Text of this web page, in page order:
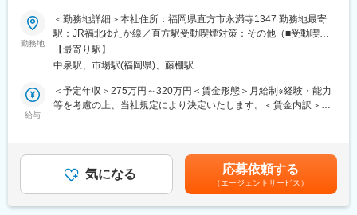
一次受けし、電話のみで対応できない場合のみ営業担当が現場へ
対応に向かうケースがあります。
変更の範囲：会社の定める業務
・検査項目の拡販や各種医療情報の提案、医療システムの提案
・新規開業の医療機関への営業、新規案件の開拓
■魅力：
・ノルマ無、完全週休二日、残業20時間以内、リフレッシュ休暇
・競合他社に負けない強みで顧客に選ばれるサービス
事業の中核である臨床検査事業では西日本を中心に、業界トップ
クラスとなる約14,000軒の医療機関と取引
※タブレット端末の活用、臨床検査の依頼・報告のICT化などによ
り、正確かつ迅速な検査受託体制を整備しています。
■職務内容：
当法人が運営する介護老人保健施設サンシルバー直方での事務職
員の募集です。一般事務全般をお任せします。庶務と経理・労務
業務に関する業務の補佐業務からお任せし、将来的には、経理ま
たは労務業務に携わってもらいたいと考えています。
※医師やリハビリの方などに書いてもらう書類を取り纏める作業
・備品対応(おむつ、ボディタオル、他の受け取りや仕分けなど)
・車の運転(利用者さまを車30分くらいの病院へ送迎有※週一程度)
勤務地
＜勤務地詳細＞本社住所：福岡県直方市永満寺1347 勤務地最寄
駅：JR福北ゆたか線／直方駅受動喫煙対策：その他（■受動喫煙
対策：あり（屋内禁煙））
【最寄り駅】
中泉駅、市場駅(福岡県)、藤棚駅
給与
＜予定年収＞275万円～320万円＜賃金形態＞月給制※経験・能力
等を考慮の上、当社規定により決定いたします。＜賃金内訳＞月
前年度実績 なし）■賞与：あり 年2回（※前年度実績 計 2.80ヶ月
分）■固定手当：・職務手当 15,000円／責任手当 10,000円／技能
手当 10,000円／処遇手当 15,000円賃金はあくまでも目安の金額
であり、選考を通じて上下する可能性があります。月給(月額)は固
気になる 応募依頼する
（エージェントサービス）